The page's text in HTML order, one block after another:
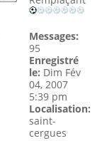
Messages:
95
Enregistré
le: Dim Fév
04, 2007
5:39 pm
Localisation:
saint-
cergues